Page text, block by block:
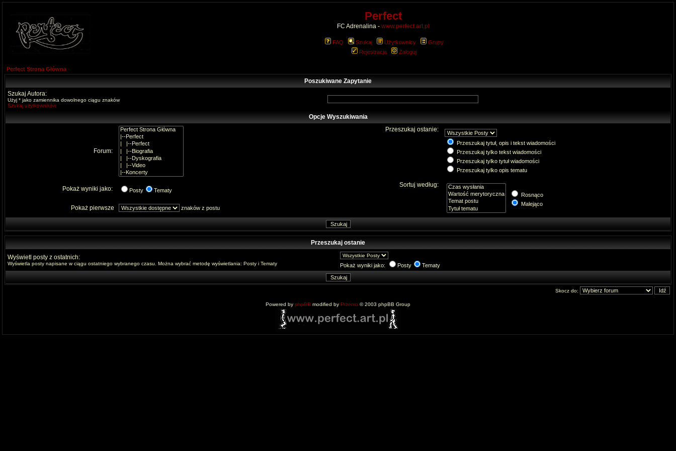
Perfect
FC Adrenalina - www.perfect.art.pl
FAQ Szukaj Użytkownicy
Grupy
Rejestracja
Zaloguj
Perfect Strona Główna
Poszukiwane Zapytanie
Szukaj Autora:
Użyj * jako zamiennika dowolnego ciągu znaków
Szukaj użytkowników
Opcje Wyszukiwania
Forum:
Przeszukaj ostanie:
Przeszukaj tytuł, opis i tekst wiadomości
Przeszukaj tylko tekst wiadomości
Przeszukaj tylko tytuł wiadomości
Przeszukaj tylko opis tematu
Pokaż wyniki jako: Posty Tematy
Sortuj według:
Rosnąco
Malejąco
Pokaż pierwsze znaków z postu
Przeszukaj ostanie
Wyświetl posty z ostatnich:
Wyświetla posty napisane w ciągu ostatniego wybranego czasu. Można wybrać metodę wyświetlania: Posty i Tematy Pokaż wyniki jako: Posty Tematy
Skocz do:
Powered by phpBB modified by Przemo © 2003 phpBB Group